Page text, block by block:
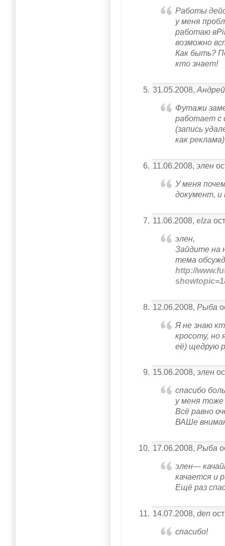
Работы
у меня
работаю
возможно
Как быть?
кто знает!
31.05.2008,Андрей
Футажи
работает с
(запись
как реклама)
11.06.2008,элен
У меня
документ, и
11.06.2008,elza
элен,
Зайдите на
тема
http://
12.06.2008,Рыба
Я не знаю
кросоту, но
её) щедрую
15.06.2008,элен
спасибо
у меня тоже
Всё равно
ВАШе
17.06.2008,Рыба
элен—
качается и
Ещё раз
14.07.2008,den
спасибо!